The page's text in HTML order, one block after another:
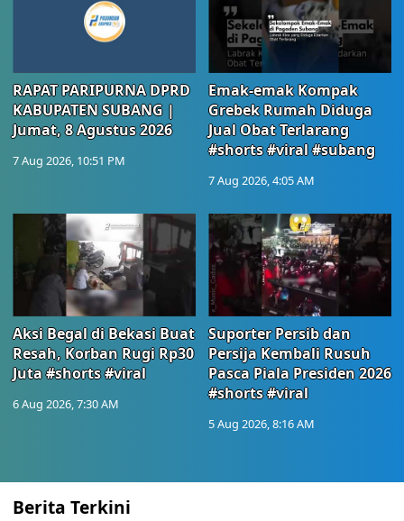
RAPAT PARIPURNA DPRD
KABUPATEN SUBANG |
Jumat, 8 Agustus 2026
7 Aug 2026, 10:51 PM
Emak-emak Kompak
Grebek Rumah Diduga
Jual Obat Terlarang
#shorts #viral #subang
7 Aug 2026, 4:05 AM
Aksi Begal di Bekasi Buat
Resah, Korban Rugi Rp30
Juta #shorts #viral
6 Aug 2026, 7:30 AM
Suporter Persib dan
Persija Kembali Rusuh
Pasca Piala Presiden 2026
#shorts #viral
5 Aug 2026, 8:16 AM
Berita Terkini